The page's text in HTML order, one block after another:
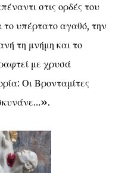
στις ορδές του
το υπέρτατο αγαθό, την
τη μνήμη και το
με χρυσά
Οι Βρονταμίτες